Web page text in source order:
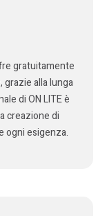
gratuitamente
alla lunga
di ON LITE è
creazione di
ogni esigenza.